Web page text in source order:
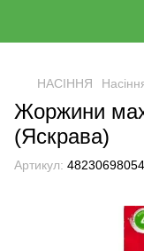
НАСІННЯ
Жоржини
(Яскрава)
Артикул: